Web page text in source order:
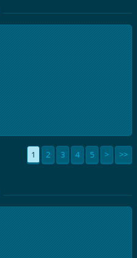
1 2 3 4 5 > >>